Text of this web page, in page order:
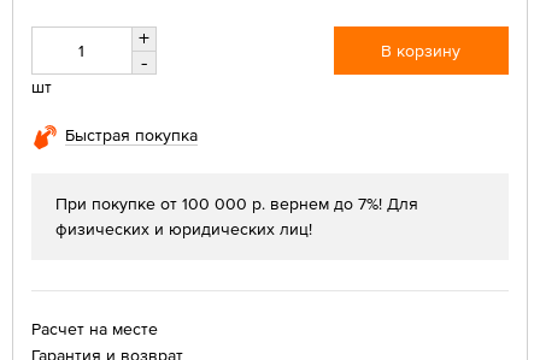
+
-
шт
В корзину
Быстрая покупка
При покупке от 100 000 р. вернем до 7%! Для
физических и юридических лиц!
Расчет на месте
Гарантия и возврат